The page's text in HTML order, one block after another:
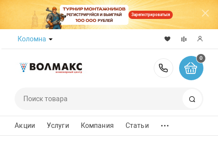
Зарегистрироваться
Коломна
8 (800)
0
Акции Услуги Компания Статьи ...